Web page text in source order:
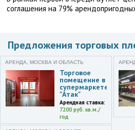
соглашения на 79%
Предложения торговых
АРЕНДА, МОСКВА И ОБЛАСТЬ
Торговое
помещение в
супермаркете
"Атак"
Арендная ставка:
7200 руб. кв.м./
год